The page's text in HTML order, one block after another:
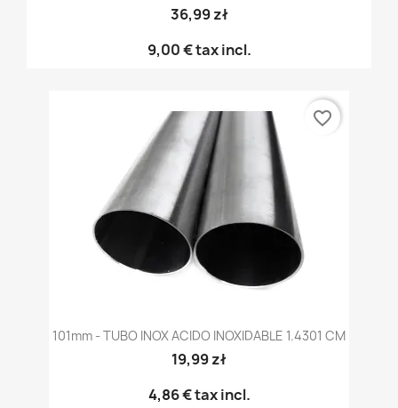
36,99 zł
9,00 €tax incl.
101mm - TUBO INOX ACIDO INOXIDABLE 1.4301 CM
19,99 zł
4,86 €tax incl.
favorite_border